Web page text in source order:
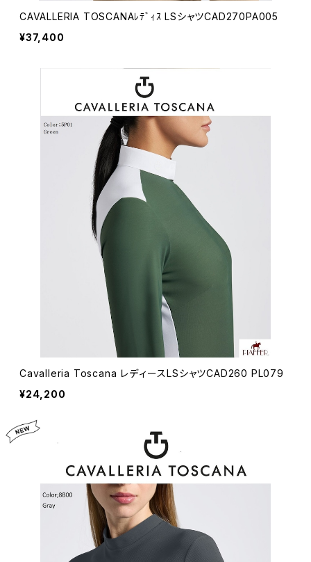
CAVALLERIA TOSCANAﾚﾃﾞｨｽ LSシャツCAD270PA005
¥37,400
Cavalleria Toscana レディースLSシャツCAD260 PL079
¥24,200